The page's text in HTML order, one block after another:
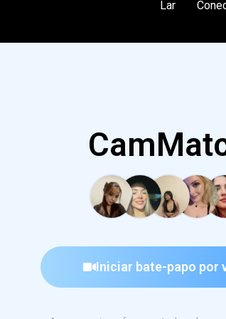
Lar
Iniciar bate-papo por